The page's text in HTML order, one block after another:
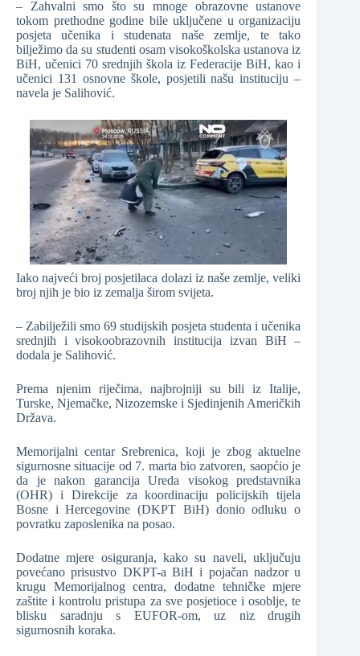
– Zahvalni smo što su mnoge obrazovne ustanove
tokom prethodne godine bile uključene u organizaciju
posjeta učenika i studenata naše zemlje, te tako
bilježimo da su studenti osam visokoškolska ustanova iz
BiH, učenici 70 srednjih škola iz Federacije BiH, kao i
učenici 131 osnovne škole, posjetili našu instituciju –
navela je Salihović.
Iako najveći broj posjetilaca dolazi iz naše zemlje, veliki
broj njih je bio iz zemalja širom svijeta.
– Zabilježili smo 69 studijskih posjeta studenta i učenika
srednjih i visokoobrazovnih institucija izvan BiH –
dodala je Salihović.
Prema njenim riječima, najbrojniji su bili iz Italije,
Turske, Njemačke, Nizozemske i Sjedinjenih Američkih
Država.
Memorijalni centar Srebrenica, koji je zbog aktuelne
sigurnosne situacije od 7. marta bio zatvoren, saopćio je
da je nakon garancija Ureda visokog predstavnika
(OHR) i Direkcije za koordinaciju policijskih tijela
Bosne i Hercegovine (DKPT BiH) donio odluku o
povratku zaposlenika na posao.
Dodatne mjere osiguranja, kako su naveli, uključuju
povećano prisustvo DKPT-a BiH i pojačan nadzor u
krugu Memorijalnog centra, dodatne tehničke mjere
zaštite i kontrolu pristupa za sve posjetioce i osoblje, te
blisku saradnju s EUFOR-om, uz niz drugih
sigurnosnih koraka.